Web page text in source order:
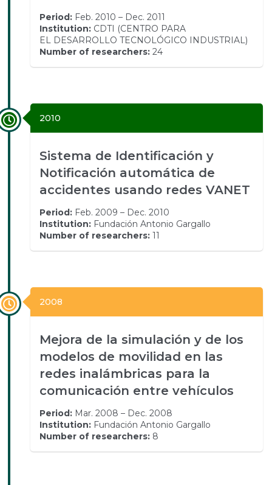
Period: Feb. 2010 – Dec. 2011
Institution: CDTI (CENTRO PARA
EL DESARROLLO TECNOLÓGICO INDUSTRIAL)
Number of researchers: 24
2010
Sistema de Identificación y
Notificación automática de
accidentes usando redes VANET
Period: Feb. 2009 – Dec. 2010
Institution: Fundación Antonio Gargallo
Number of researchers: 11
2008
Mejora de la simulación y de los
modelos de movilidad en las
redes inalámbricas para la
comunicación entre vehículos
Period: Mar. 2008 – Dec. 2008
Institution: Fundación Antonio Gargallo
Number of researchers: 8